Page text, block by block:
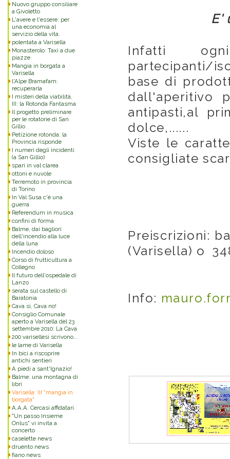
Nuovo gruppo consiliare
a Givoletto
L'avere e l'essere: per
una economia al
servizio della vita.
polentata a Varisella
Monasterolo: Taxi a due
piazze
Mangia in borgata a
Varisella
l'Alpe Bramafam:
recuperarla
I misteri della viabilità,
III: la Rotonda Fantasma
Il progetto preliminare
per le rotatorie di San
Gillio
Petizione rotonda: la
Provincia risponde
I numeri degli incidenti
(a San Gillio)
spari in val clarea
ottoni e nuvole
Terremoto in provincia
di Torino
In Val Susa c'è una
guerra
Referendum in musica
confini di forma
Balme, dai bagliori
dell'incendio alla luce
della luna
Incendio doloso
Corso di frutticultura a
Collegno
Il futuro dell'ospedale di
Lanzo
serata sul castello di
Baratonia
Cava sì, Cava no!
Consiglio Comunale
aperto a Varisella del 23
settembre 2010: La Cava
200 varisellesi scrivono...
le lame di Varisella
In bici a riscoprire
antichi sentieri
A piedi a sant'Ignazio!
Balme: una montagna di
libri
Varisella: III "mangia in
borgata"
A.A.A. Cercasi affidatari.
"Un passo Insieme
Onlus" vi invita a
concerto
caselette news
druento news
fiano news
E'
Infatti
partecipanti/
base di
dall'aperitivo
antipasti,al
dolce,......
Viste le
consigliate
Preiscrizioni:
(Varisella) o
Info: